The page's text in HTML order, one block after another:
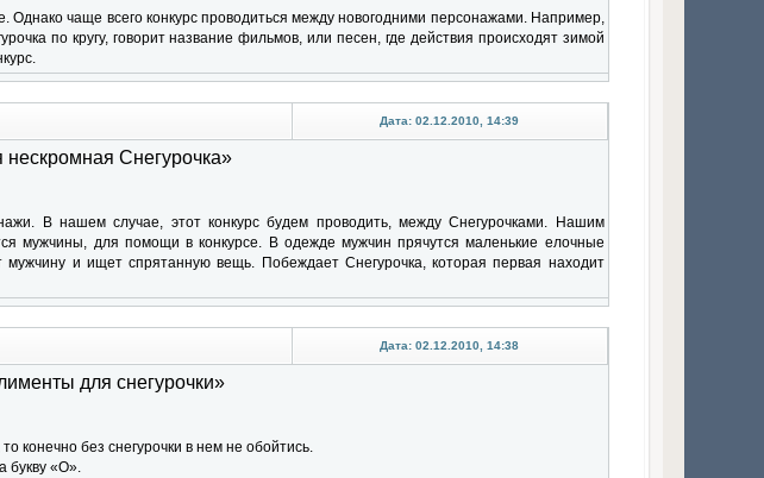
Однако чаще всего конкурс проводиться между новогодними персонажами. Например,
по кругу, говорит название фильмов, или песен, где действия происходят зимой
Дата: 02.12.2010, 14:39
Снегурочка»
В нашем случае, этот конкурс будем проводить, между Снегурочками. Нашим
мужчины, для помощи в конкурсе. В одежде мужчин прячутся маленькие елочные
мужчину и ищет спрятанную вещь. Побеждает Снегурочка, которая первая находит
Дата: 02.12.2010, 14:38
для снегурочки»
конечно без снегурочки в нем не обойтись.
букву «О».